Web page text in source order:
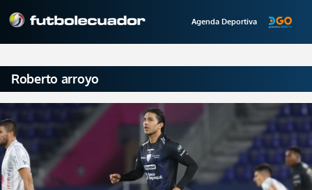
Agenda Deportiva
Roberto arroyo